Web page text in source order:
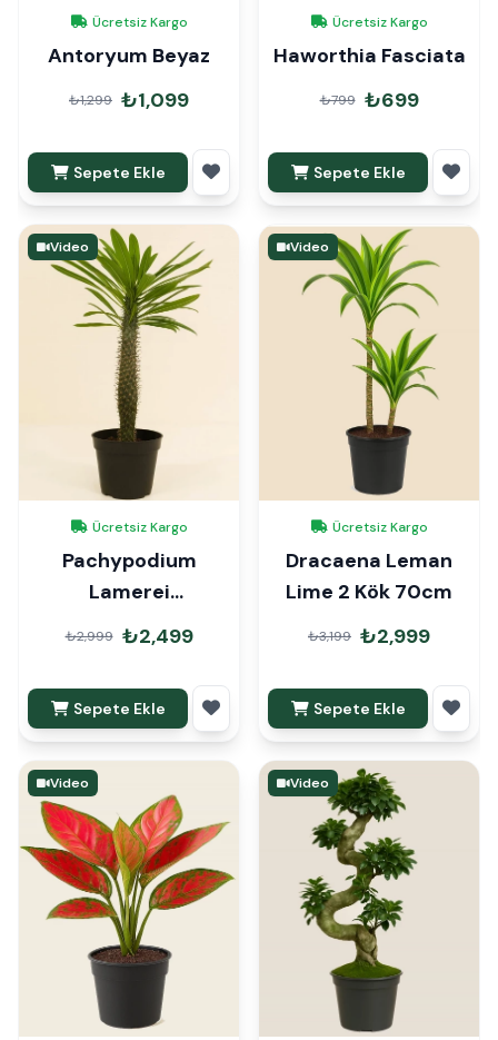
Ücretsiz Kargo
Antoryum Beyaz
₺1,299 ₺1,099
Sepete Ekle
Ücretsiz Kargo
Haworthia Fasciata
₺799 ₺699
Sepete Ekle
Video
Ücretsiz Kargo
Pachypodium
Lamerei
Madagaskar
Palmiyesi 100cm
₺2,999 ₺2,499
Sepete Ekle
Video
Ücretsiz Kargo
Dracaena Leman
Lime 2 Kök 70cm
₺3,199 ₺2,999
Sepete Ekle
Video Video